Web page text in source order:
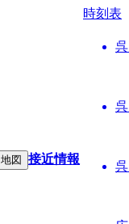
時刻表
地図 接近情報